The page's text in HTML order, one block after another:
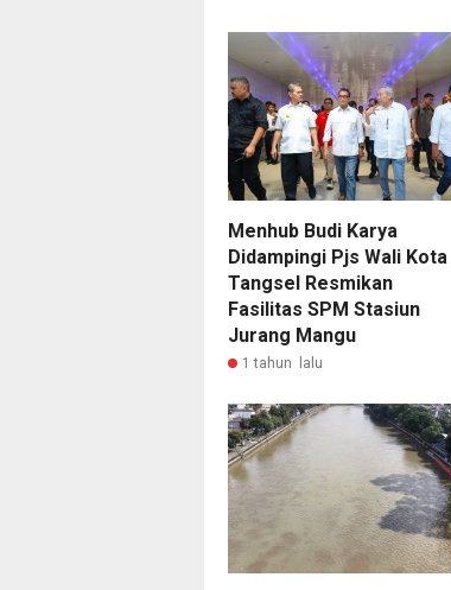
Menhub Budi Karya
Didampingi Pjs Wali Kota
Tangsel Resmikan
Fasilitas SPM Stasiun
Jurang Mangu
1 tahun lalu